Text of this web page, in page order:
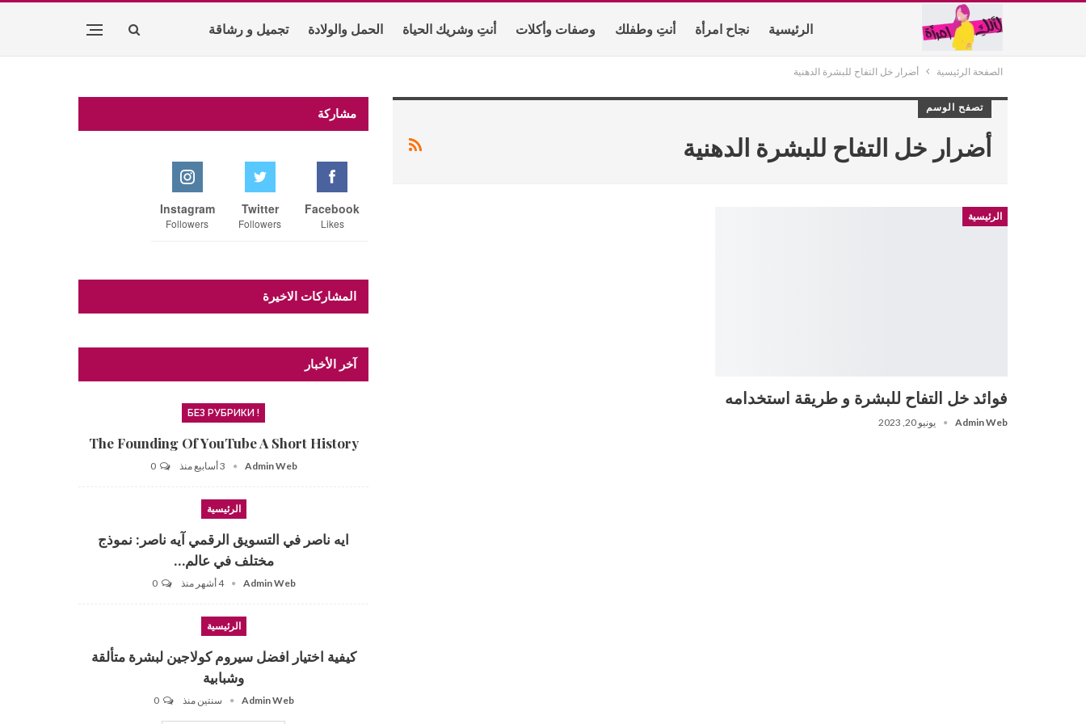
الرئيسية نجاح امرأة أنتِ وطفلك وصفات وأكلات أنتِ وشريك الحياة الحمل والولادة تجميل و رشاقة
أتصل بنا
الصفحة الرئيسية أضرار خل التفاح للبشرة الدهنية
تصفح الوسم
أضرار خل التفاح للبشرة الدهنية
الرئيسية
فوائد خل التفاح للبشرة و طريقة استخدامه
Admin Web يونيو 20, 2023
مشاركة
Facebook
Likes
Twitter
Followers
Instagram
Followers
المشاركات الاخيرة
آخر الأخبار
! БЕЗ РУБРИКИ
The Founding Of YouTube A Short History
Admin Web 3 أسابيع منذ 0
الرئيسية
ايه ناصر في التسويق الرقمي آيه ناصر: نموذج
مختلف في عالم…
Admin Web 4 أشهر منذ 0
الرئيسية
كيفية اختيار افضل سيروم كولاجين لبشرة متألقة
وشبابية
Admin Web سنتين منذ 0